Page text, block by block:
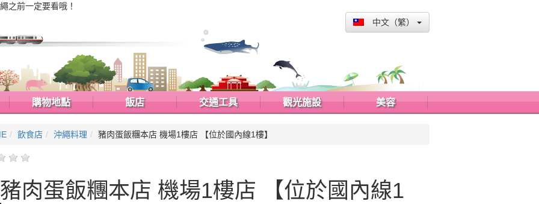
之前一定要看哦！
中文（繁）
購物地點 飯店 交通工具 觀光施設 美容
飲食店 沖繩料理 豬肉蛋飯糰本店 機場1樓店 【位於國內線1樓】
肉蛋飯糰本店 機場1樓店 【位於國內線1